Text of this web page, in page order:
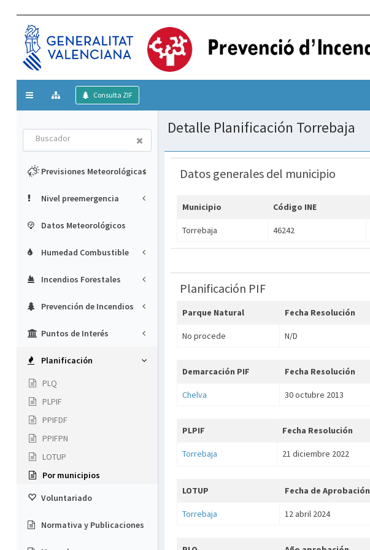
Mostrar/ocultar
Consulta ZIF
Buscador
Previsiones Meteorológicas
Nivel preemergencia
Datos Meteorológicos
Humedad Combustible
Incendios Forestales
Prevención de Incendios
Puntos de Interés
Planificación
PLQ
PLPIF
PPIFDF
PPIFPN
LOTUP
Por municipios
Voluntariado
Normativa y Publicaciones
Detalle Planificación Torrebaja
Datos generales del municipio
Municipio Código INE
Torrebaja 46242
Planificación PIF
Parque Natural Fecha Resolución
No procede N/D
Demarcación PIF Fecha Resolución
Chelva 30 octubre 2013
PLPIF Fecha Resolución
Torrebaja 21 diciembre 2022
LOTUP Fecha de Aprobación
Torrebaja 12 abril 2024